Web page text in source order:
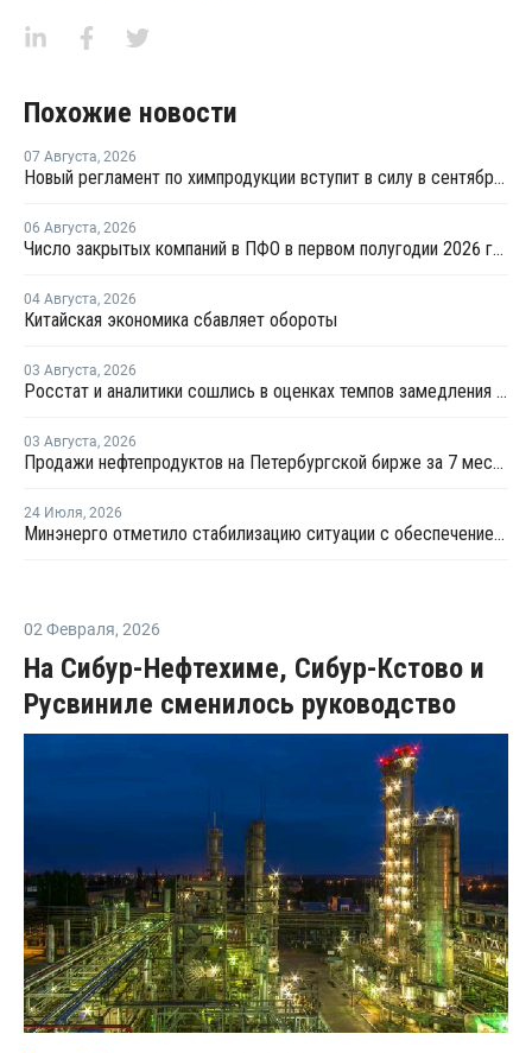
Похожие новости
07 Августа, 2026
Новый регламент по химпродукции вступит в силу в сентябре 2027 года
06 Августа, 2026
Число закрытых компаний в ПФО в первом полугодии 2026 года вдвое превысило число новых
04 Августа, 2026
Китайская экономика сбавляет обороты
03 Августа, 2026
Росстат и аналитики сошлись в оценках темпов замедления экономики
03 Августа, 2026
Продажи нефтепродуктов на Петербургской бирже за 7 месяцев снизились на 11,2%, в июле – на 35,6%
24 Июля, 2026
Минэнерго отметило стабилизацию ситуации с обеспечением топливом в ряде регионов
02 Февраля, 2026
На Сибур-Нефтехиме, Сибур-Кстово и
Русвиниле сменилось руководство